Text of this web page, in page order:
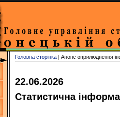
Головна сторінка | Анонс оприлюднення
22.06.2026
Статистична